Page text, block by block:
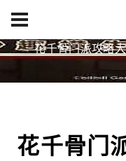
花千骨门派攻略
花千骨门